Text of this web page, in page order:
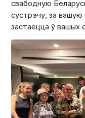
свабодную
сустрэчу, за вашую
застаецца ў вашых